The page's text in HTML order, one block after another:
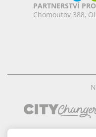
PARTNERSTVÍ
Chomoutov 388,